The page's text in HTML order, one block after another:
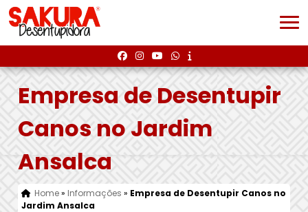
Empresa de Desentupir
Canos no Jardim
Ansalca
Home» Informações » Empresa de Desentupir Canos no
Jardim Ansalca